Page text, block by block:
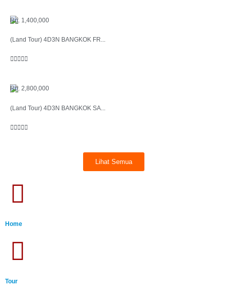
Rp. 1,400,000
(Land Tour) 4D3N BANGKOK FR...

Rp. 2,800,000
(Land Tour) 4D3N BANGKOK SA...

Lihat Semua
Home
Tour